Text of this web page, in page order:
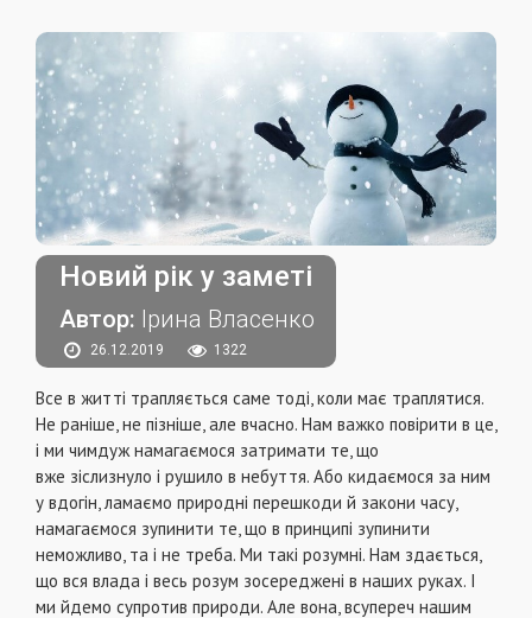
Новий рік у заметі
Автор: Ірина Власенко
26.12.2019 1322
Все в житті трапляється саме тоді, коли має траплятися.
Не раніше, не пізніше, але вчасно. Нам важко повірити в це,
і ми чимдуж намагаємося затримати те, що
вже зіслизнуло і рушило в небуття. Або кидаємося за ним
у вдогін, ламаємо природні перешкоди й закони часу,
намагаємося зупинити те, що в принципі зупинити
неможливо, та і не треба. Ми такі розумні. Нам здається,
що вся влада і весь розум зосереджені в наших руках. І
ми йдемо супротив природи. Але вона, всупереч нашим